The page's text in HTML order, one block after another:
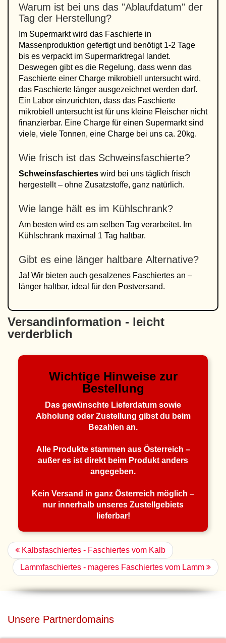
Warum ist bei uns das "Ablaufdatum" der
Tag der Herstellung?
Im Supermarkt wird das Faschierte in
Massenproduktion gefertigt und benötigt 1-2 Tage
bis es verpackt im Supermarktregal landet.
Deswegen gibt es die Regelung, dass wenn das
Faschierte einer Charge mikrobiell untersucht wird,
das Faschierte länger ausgezeichnet werden darf.
Ein Labor einzurichten, dass das Faschierte
mikrobiell untersucht ist für uns kleine Fleischer nicht
finanzierbar. Eine Charge für einen Supermarkt sind
viele, viele Tonnen, eine Charge bei uns ca. 20kg.
Wie frisch ist das Schweinsfaschierte?
Schweinsfaschiertes wird bei uns täglich frisch
hergestellt – ohne Zusatzstoffe, ganz natürlich.
Wie lange hält es im Kühlschrank?
Am besten wird es am selben Tag verarbeitet. Im
Kühlschrank maximal 1 Tag haltbar.
Gibt es eine länger haltbare Alternative?
Ja! Wir bieten auch gesalzenes Faschiertes an –
länger haltbar, ideal für den Postversand.
Versandinformation - leicht
verderblich
Wichtige Hinweise zur
Bestellung
Das gewünschte Lieferdatum sowie
Abholung oder Zustellung gibst du beim
Bezahlen an.
Alle Produkte stammen aus Österreich –
außer es ist direkt beim Produkt anders
angegeben.
Kein Versand in ganz Österreich möglich –
nur innerhalb unseres Zustellgebiets
lieferbar!
Kalbsfaschiertes - Faschiertes vom Kalb
Lammfaschiertes - mageres Faschiertes vom Lamm
Unsere Partnerdomains